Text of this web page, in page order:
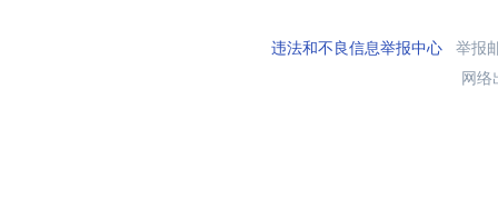
违法和不良信息举报中心举报
网